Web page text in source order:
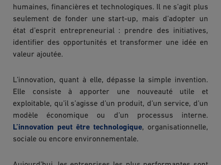
humaines, financières et technologiques. Il ne s’agit plus
seulement de fonder une start-up, mais d’adopter un
état d’esprit entrepreneurial : prendre des initiatives,
identifier des opportunités et transformer une idée en
valeur ajoutée.
L’innovation, quant à elle, dépasse la simple invention.
Elle consiste à apporter une nouveauté utile et
exploitable, qu’il s’agisse d’un produit, d’un service, d’un
modèle économique ou d’un processus interne.
L’innovation peut être technologique, organisationnelle,
sociale ou encore environnementale.